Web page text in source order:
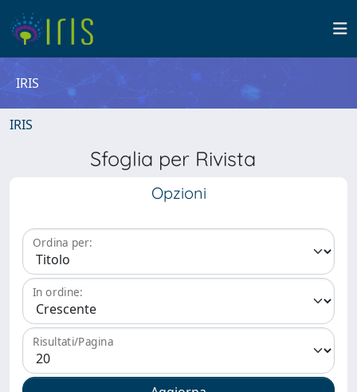
IRIS
IRIS
Sfoglia per Rivista
Opzioni
Ordina per:
In ordine:
Risultati/Pagina